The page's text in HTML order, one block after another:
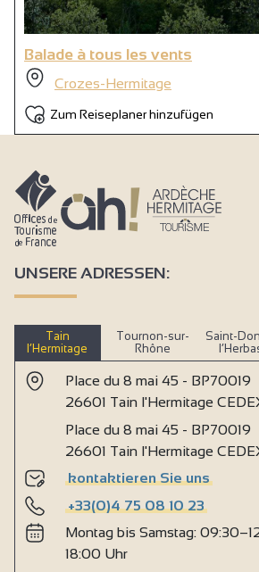
Balade à tous les vents
Crozes-Hermitage
Zum Reiseplaner hinzufügen
UNSERE ADRESSEN:
Tain
l’Hermitage
Tournon-sur-
Rhône
Saint-
Place du 8 mai 45 - BP70019
26601 Tain l'Hermitage
Place du 8 mai 45 - BP70019
26601 Tain l'Hermitage
kontaktieren Sie uns
+33(0)4 75 08 10 23
Montag bis Samstag:
18:00 Uhr